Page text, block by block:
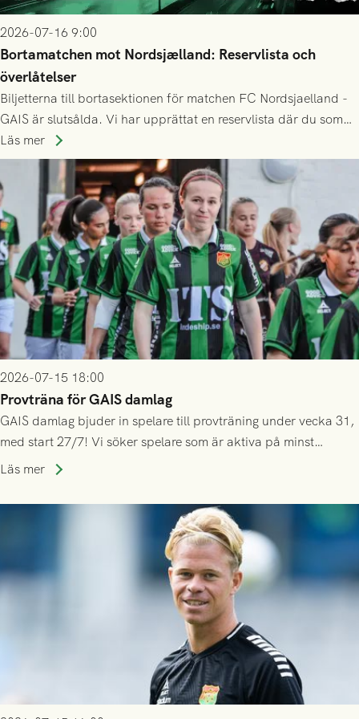
2026-07-16 9:00
Bortamatchen mot Nordsjælland: Reservlista och
överlåtelser
Biljetterna till bortasektionen för matchen FC Nordsjaelland -
GAIS är slutsålda. Vi har upprättat en reservlista där du som
ännu inte har någon biljett kan anmäla ditt intresse. Du kan
inte själv överlåta din biljett till någon annan.
Läs mer
2026-07-15 18:00
Provträna för GAIS damlag
GAIS damlag bjuder in spelare till provträning under vecka 31,
med start 27/7! Vi söker spelare som är aktiva på minst
division 3-nivå.
Läs mer